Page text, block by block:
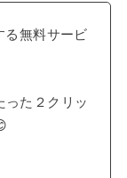
る無料サービ
った２クリッ